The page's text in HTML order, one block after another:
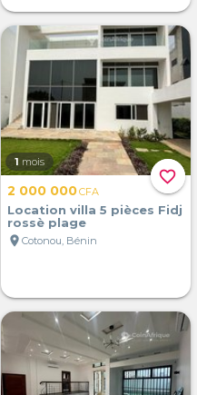
favorite_border
1 mois
2 000 000CFA
Location villa 5 pièces Fidj
rossè plage
location_on Cotonou, Bénin